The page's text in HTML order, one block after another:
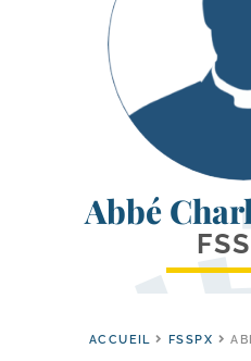
Abbé
ACCUEIL FSSPX